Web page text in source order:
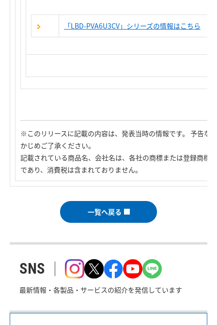
「LBD-PVA6U3CV」シリーズの情報はこちら
※このリリースに記載の内容は、発表当時の情報です。 予告な
かじめご了承ください。
記載されている商品名、会社名は、各社の商標または登録商標
であり、消費税は含まれておりません。
一覧へ戻る
SNS
最新情報・各製品・サービスの紹介を発信しています